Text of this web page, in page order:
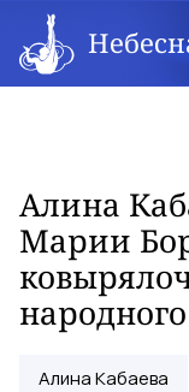
Алина
Марии
Алина Кабаева